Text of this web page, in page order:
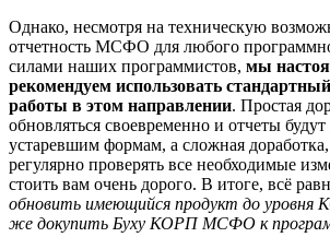
Однако, несмотря на техническую
отчетность МСФО для любого
силами наших программистов, мы
рекомендуем использовать
работы в этом направлении. Простая
обновляться своевременно и отчеты будут
устаревшим формам, а сложная
регулярно проверять все необходимые
стоить вам очень дорого. В итоге, всё
обновить имеющийся продукт до
же докупить Буху КОРП МСФО к